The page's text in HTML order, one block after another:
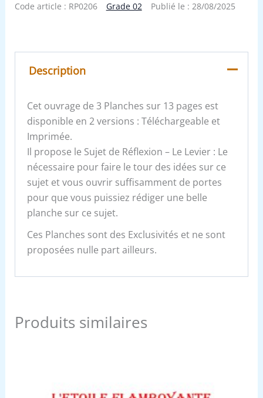
Code article : RP0206 Grade 02 Publié le : 28/08/2025
Description
Cet ouvrage de 3 Planches sur 13 pages est
disponible en 2 versions : Téléchargeable et
Imprimée.
Il propose le Sujet de Réflexion – Le Levier : Le
nécessaire pour faire le tour des idées sur ce
sujet et vous ouvrir suffisamment de portes
pour que vous puissiez rédiger une belle
planche sur ce sujet.
Ces Planches sont des Exclusivités et ne sont
proposées nulle part ailleurs.
Produits similaires